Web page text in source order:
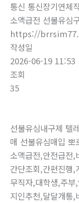
통신 통신장기연체
소액급전 선불유심
https://
작성일
2026-06-19 11:53
조회
35
선불유심내구제
매 선불유심매입 뽀
소액급전,안전급전
간단조회,간편진행,
무직자,대학생,주
지인추천,달달개통